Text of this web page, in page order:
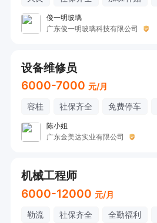
俊一明玻璃
广东俊一明玻璃科技有限公司
设备维修员
6000-7000 元/月
容桂 社保齐全 免费停车
陈小姐
广东金美达实业有限公司
机械工程师
6000-12000 元/月
勒流 社保齐全 全勤福利